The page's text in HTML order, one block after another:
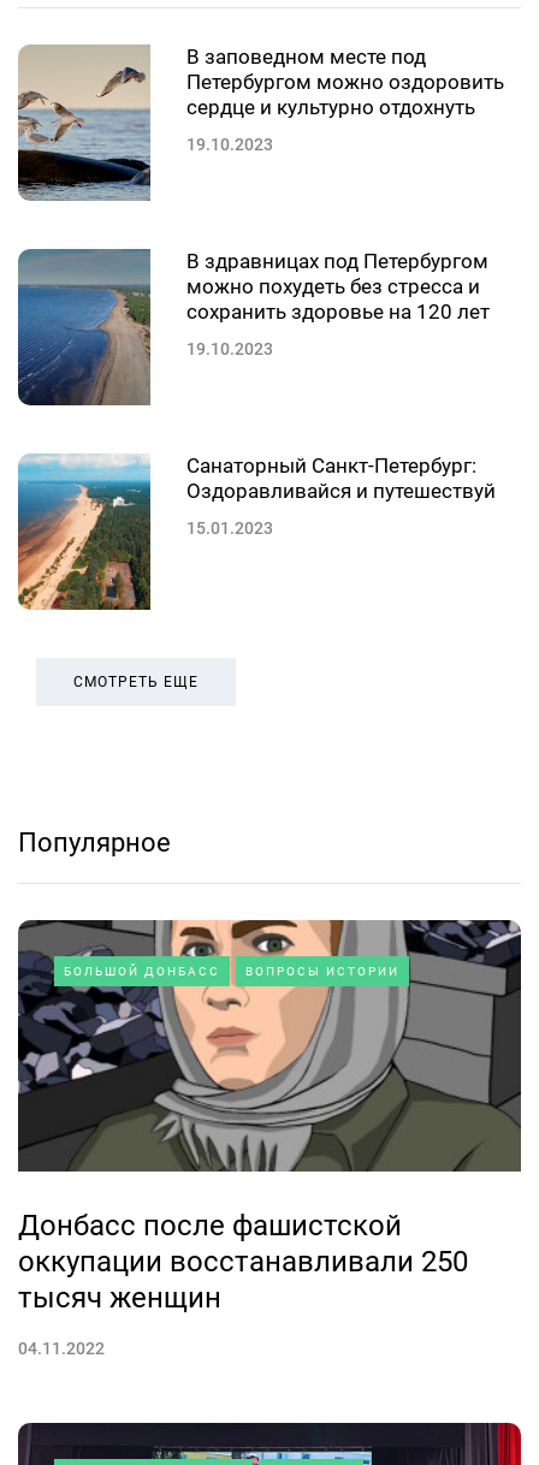
В заповедном месте под
Петербургом можно оздоровить
сердце и культурно отдохнуть
19.10.2023
В здравницах под Петербургом
можно похудеть без стресса и
сохранить здоровье на 120 лет
19.10.2023
Санаторный Санкт-Петербург:
Оздоравливайся и путешествуй
15.01.2023
СМОТРЕТЬ ЕЩЕ
Популярное
БОЛЬШОЙ ДОНБАСС ВОПРОСЫ ИСТОРИИ
Донбасс после фашистской
оккупации восстанавливали 250
тысяч женщин
04.11.2022